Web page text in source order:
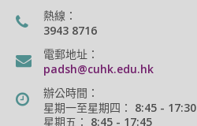
熱線：
3943 8716
電郵地址：
padsh@cuhk.edu.hk
辦公時間：
星期一至星期四： 8:45 - 17:30
星期五： 8:45 - 17:45